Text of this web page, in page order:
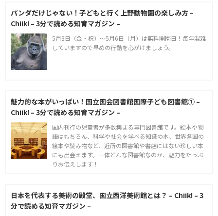
パンダだけじゃない！子どもと行く上野動物園の楽しみ方 –
Chiik! – 3分で読める知育マガジン –
5月3日（金・祝）～5月6日（月）は無料開園日！毎年混雑
していますので早めの行動を心がけましょう。
魅力的な本がいっぱい！国立国会図書館国際子ども図書館① –
Chiik! – 3分で読める知育マガジン –
国内刊行の児童書が多数集まる専門図書館です。絵本や物
語はもちろん、科学や社会を学べる知識の本、世界各国の
絵本や読み物など、近所の図書館や書店にはない珍しい本
にも出会えます。一体どんな図書館なのか、魅力をたっぷ
りお伝えします！
日本を代表する美術の殿堂、国立西洋美術館とは？ – Chiik! – 3
分で読める知育マガジン –